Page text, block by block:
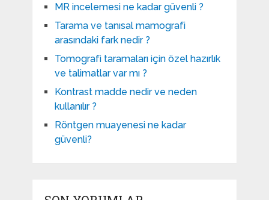
MR incelemesi ne kadar güvenli ?
Tarama ve tanısal mamografi
arasındaki fark nedir ?
Tomografi taramaları için özel hazırlık
ve talimatlar var mı ?
Kontrast madde nedir ve neden
kullanılır ?
Röntgen muayenesi ne kadar
güvenli?